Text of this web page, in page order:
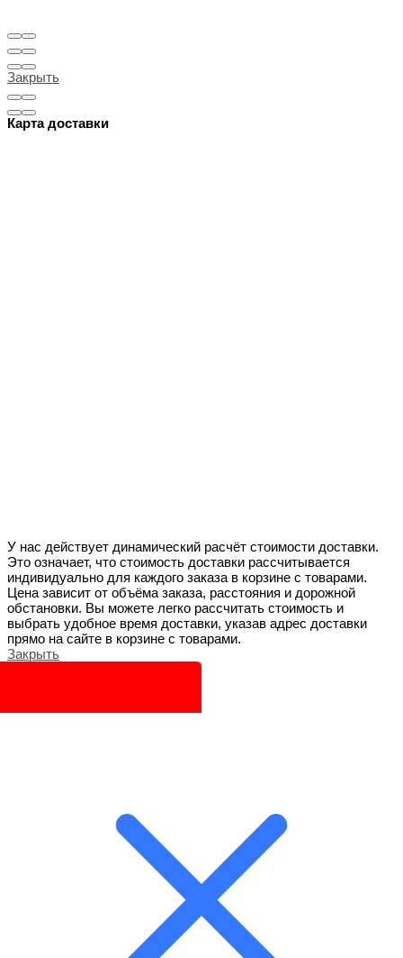
Закрыть
Карта доставки
У нас действует динамический расчёт стоимости доставки.
Это означает, что стоимость доставки рассчитывается
индивидуально для каждого заказа в корзине с товарами.
Цена зависит от объёма заказа, расстояния и дорожной
обстановки. Вы можете легко рассчитать стоимость и
выбрать удобное время доставки, указав адрес доставки
прямо на сайте в корзине с товарами.
Закрыть